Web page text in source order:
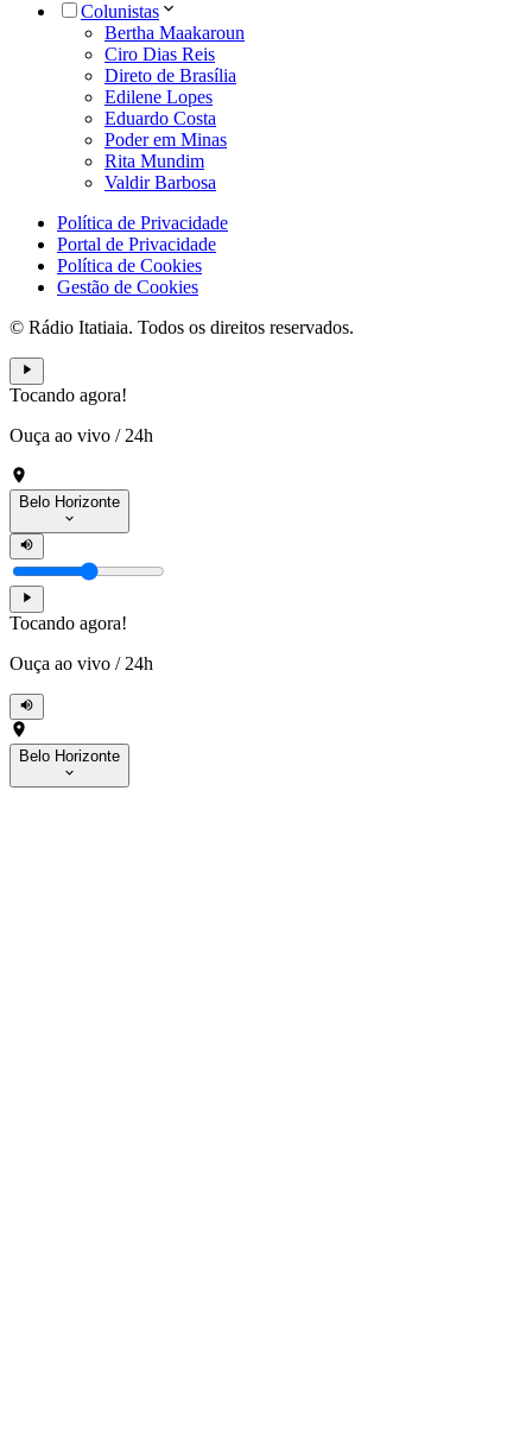
Colunistas
Bertha Maakaroun
Ciro Dias Reis
Direto de Brasília
Edilene Lopes
Eduardo Costa
Poder em Minas
Rita Mundim
Valdir Barbosa
Política de Privacidade
Portal de Privacidade
Política de Cookies
Gestão de Cookies
© Rádio Itatiaia. Todos os direitos reservados.
Tocando agora!
Ouça ao vivo / 24h
Belo Horizonte
Tocando agora!
Ouça ao vivo / 24h
Belo Horizonte